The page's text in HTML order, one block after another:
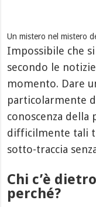
Un mistero nel mistero
Impossibile che
secondo le
momento. Dare
particolarmente
conoscenza
difficilmente tali
sotto-traccia
Chi c’è
perché?